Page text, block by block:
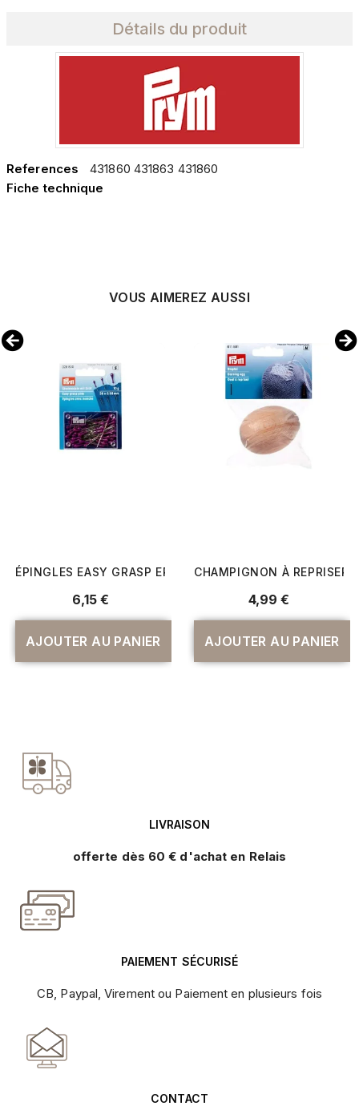
Détails du produit
References
431860 431863 431860
Fiche technique
VOUS AIMEREZ AUSSI
ÉPINGLES EASY GRASP ERGONOMIQUES 38×0,58 MM –
Prix
6,15 €
AJOUTER AU PANIER
CHAMPIGNON À REPRISER
Prix
4,99 €
AJOUTER AU PANIER
LIVRAISON
offerte dès 60 € d'achat en Relais
PAIEMENT SÉCURISÉ
CB, Paypal, Virement ou Paiement en plusieurs fois
CONTACT